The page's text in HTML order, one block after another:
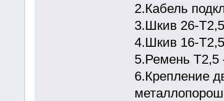
2.Кабель
3.Шкив 26-
4.Шкив 16-
5.Ремень Т2,5
6.Крепление